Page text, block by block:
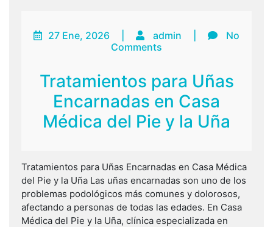
27 Ene, 2026 admin
No
Comments
Tratamientos para Uñas
Encarnadas en Casa
Médica del Pie y la Uña
Tratamientos para Uñas Encarnadas en Casa Médica
del Pie y la Uña Las uñas encarnadas son uno de los
problemas podológicos más comunes y dolorosos,
afectando a personas de todas las edades. En Casa
Médica del Pie y la Uña, clínica especializada en